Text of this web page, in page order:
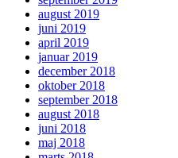
august 2019
juni 2019
april 2019
januar 2019
december 2018
oktober 2018
september 2018
august 2018
juni 2018
maj 2018